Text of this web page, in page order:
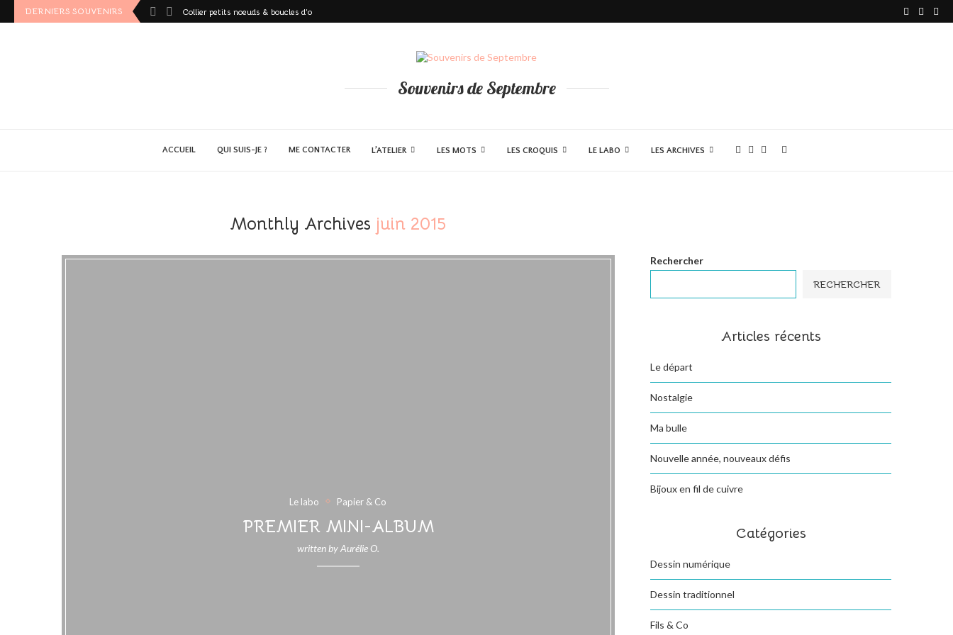
DERNIERS SOUVENIRS Collier petits noeuds & boucles d’oreilles Napolitain
Souvenirs de Septembre
ACCUEIL QUI SUIS-JE ? ME CONTACTER L’ATELIER LES MOTS LES CROQUIS LE LABO LES ARCHIVES
Monthly Archives juin 2015
Le labo Papier & Co
PREMIER MINI-ALBUM
written byAurélie O.
Rechercher
RECHERCHER
Articles récents
Le départ
Nostalgie
Ma bulle
Nouvelle année, nouveaux défis
Bijoux en fil de cuivre
Catégories
Dessin numérique
Dessin traditionnel
Fils & Co